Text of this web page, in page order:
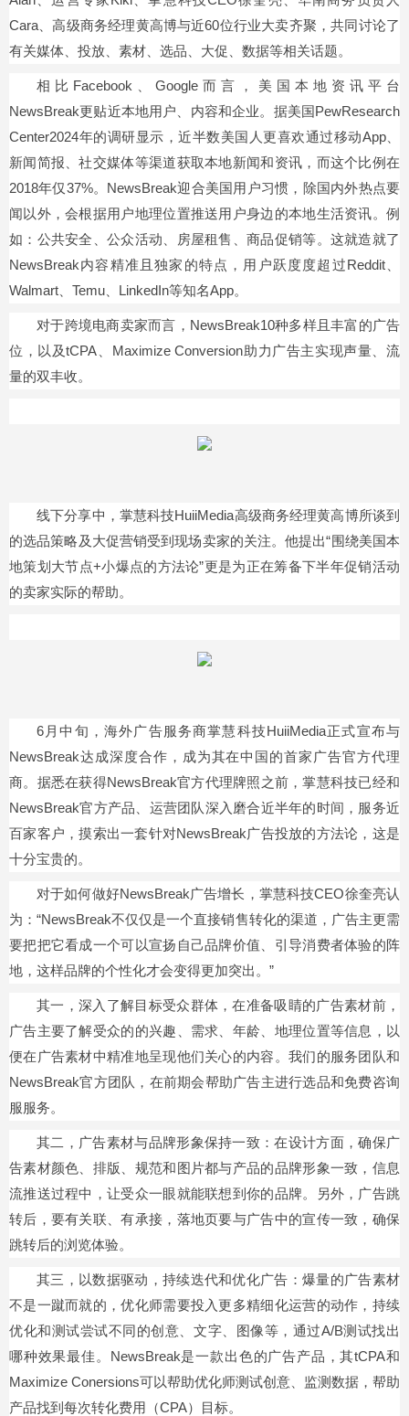
Cara、高级商务经理黄高博与近60位行业大卖齐聚，共同讨论了
有关媒体、投放、素材、选品、大促、数据等相关话题。
相比Facebook、Google而言，美国本地资讯平台
NewsBreak更贴近本地用户、内容和企业。据美国PewResearch
Center2024年的调研显示，近半数美国人更喜欢通过移动App、
新闻简报、社交媒体等渠道获取本地新闻和资讯，而这个比例在
2018年仅37%。NewsBreak迎合美国用户习惯，除国内外热点要
闻以外，会根据用户地理位置推送用户身边的本地生活资讯。例
如：公共安全、公众活动、房屋租售、商品促销等。这就造就了
NewsBreak内容精准且独家的特点，用户跃度度超过Reddit、
Walmart、Temu、LinkedIn等知名App。
对于跨境电商卖家而言，NewsBreak10种多样且丰富的广告
位，以及tCPA、Maximize Conversion助力广告主实现声量、流
量的双丰收。
线下分享中，掌慧科技HuiiMedia高级商务经理黄高博所谈到
的选品策略及大促营销受到现场卖家的关注。他提出“围绕美国本
地策划大节点+小爆点的方法论”更是为正在筹备下半年促销活动
的卖家实际的帮助。
6月中旬，海外广告服务商掌慧科技HuiiMedia正式宣布与
NewsBreak达成深度合作，成为其在中国的首家广告官方代理
商。据悉在获得NewsBreak官方代理牌照之前，掌慧科技已经和
NewsBreak官方产品、运营团队深入磨合近半年的时间，服务近
百家客户，摸索出一套针对NewsBreak广告投放的方法论，这是
十分宝贵的。
对于如何做好NewsBreak广告增长，掌慧科技CEO徐奎亮认
为：“NewsBreak不仅仅是一个直接销售转化的渠道，广告主更需
要把把它看成一个可以宣扬自己品牌价值、引导消费者体验的阵
地，这样品牌的个性化才会变得更加突出。”
其一，深入了解目标受众群体，在准备吸睛的广告素材前，
广告主要了解受众的的兴趣、需求、年龄、地理位置等信息，以
便在广告素材中精准地呈现他们关心的内容。我们的服务团队和
NewsBreak官方团队，在前期会帮助广告主进行选品和免费咨询
服服务。
其二，广告素材与品牌形象保持一致：在设计方面，确保广
告素材颜色、排版、规范和图片都与产品的品牌形象一致，信息
流推送过程中，让受众一眼就能联想到你的品牌。另外，广告跳
转后，要有关联、有承接，落地页要与广告中的宣传一致，确保
跳转后的浏览体验。
其三，以数据驱动，持续迭代和优化广告：爆量的广告素材
不是一蹴而就的，优化师需要投入更多精细化运营的动作，持续
优化和测试尝试不同的创意、文字、图像等，通过A/B测试找出
哪种效果最佳。NewsBreak是一款出色的广告产品，其tCPA和
Maximize Conersions可以帮助优化师测试创意、监测数据，帮助
产品找到每次转化费用（CPA）目标。